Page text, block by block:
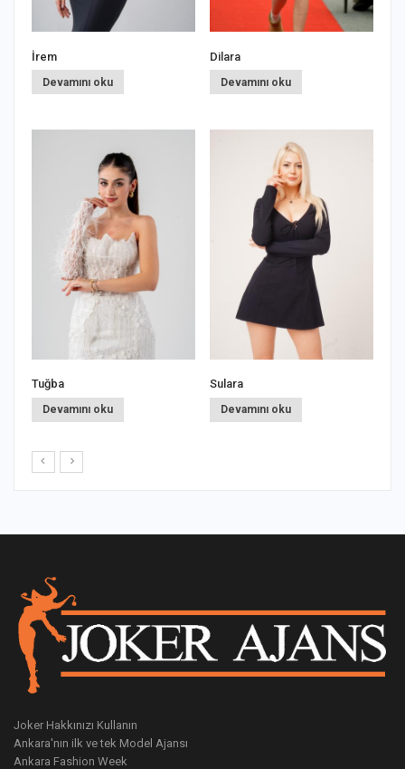
İrem
Devamını oku
Dilara
Devamını oku
Tuğba
Devamını oku
Sulara
Devamını oku
Joker Hakkınızı Kullanın
Ankara'nın ilk ve tek Model Ajansı
Ankara Fashion Week